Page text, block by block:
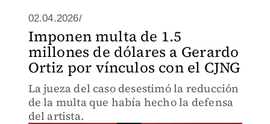
02.04.2026/
Imponen multa de 1.5
millones de dólares a Gerardo
Ortiz por vínculos con el CJNG
La jueza del caso desestimó la reducción
de la multa que había hecho la defensa
del artista.